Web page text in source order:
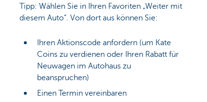
Tipp: Wählen Sie in Ihren Favoriten „Weiter mit
diesem Auto“. Von dort aus können Sie:
Ihren Aktionscode anfordern (um Kate
Coins zu verdienen oder Ihren Rabatt für
Neuwagen im Autohaus zu
beanspruchen)
Einen Termin vereinbaren